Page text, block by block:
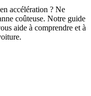
accélération ? Ne
coûteuse. Notre guide
aide à comprendre et à